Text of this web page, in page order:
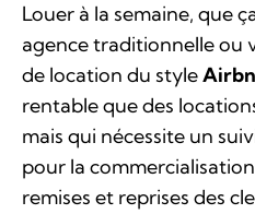
Louer à la semaine, que
agence traditionnelle ou
de location du style
rentable que des
mais qui nécessite un
pour la
remises et reprises des